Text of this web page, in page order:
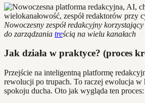
Nowoczesny zespół redakcyjny
do zarządzania treścią na wielu kanałach
Jak działa w praktyce? (proces
Przejście na inteligentną platformę
rewolucji po trupach. To raczej ewolucja
spokoju ducha. Oto jak wygląda ten proces: